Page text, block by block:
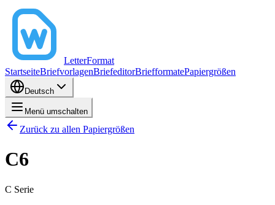
LetterFormat
StartseiteBriefvorlagenBriefeditorBriefformatePapiergrößen
Deutsch
Menü umschalten
Zurück zu allen Papiergrößen
C6
C Serie